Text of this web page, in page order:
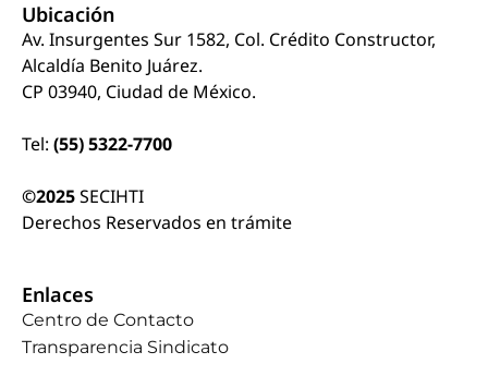
Ubicación
Av. Insurgentes Sur 1582, Col. Crédito Constructor,
Alcaldía Benito Juárez.
CP 03940, Ciudad de México.
Tel: (55) 5322-7700
©2025SECIHTI
Derechos Reservados en trámite
Enlaces
Centro de Contacto
Transparencia Sindicato